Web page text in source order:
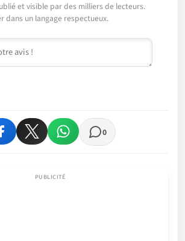
et visible par des milliers de lecteurs.
dans un langage respectueux.
0